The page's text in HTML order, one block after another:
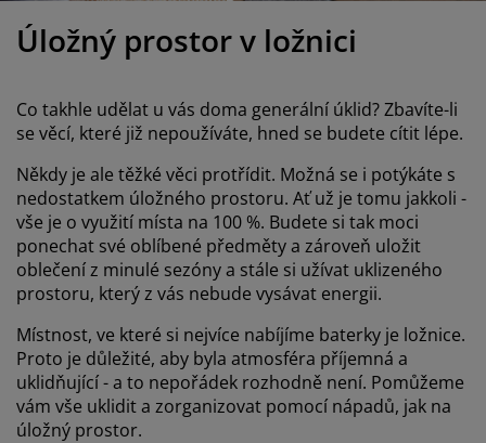
do ložnice
rámy s úložným prostorem
matrace
postele
o nábytek/doplňky
osvětlení
pokoj
mazlíčky
Úložný prostor v ložnici
Co takhle udělat u vás doma generální úklid? Zbavíte-li
se věcí, které již nepoužíváte, hned se budete cítit lépe.
Někdy je ale těžké věci protřídit. Možná se i potýkáte s
nedostatkem úložného prostoru. Ať už je tomu jakkoli -
vše je o využití místa na 100 %. Budete si tak moci
ponechat své oblíbené předměty a zároveň uložit
oblečení z minulé sezóny a stále si užívat uklizeného
prostoru, který z vás nebude vysávat energii.
Místnost, ve které si nejvíce nabíjíme baterky je ložnice.
Proto je důležité, aby byla atmosféra příjemná a
uklidňující - a to nepořádek rozhodně není. Pomůžeme
vám vše uklidit a zorganizovat pomocí nápadů, jak na
úložný prostor.